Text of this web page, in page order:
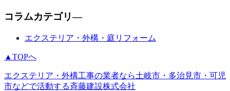
コラムカテゴリ―
エクステリア・外構・庭リフォーム
▲TOPへ
エクステリア・外構工事の業者なら土岐市・多治見市・可児
市などで活動する斉藤建設株式会社